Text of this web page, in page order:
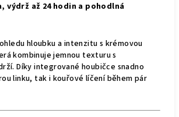
výdrž až 24 hodin a pohodlná
hloubku a intenzitu s krémovou
kombinuje jemnou texturu s
Díky integrované houbičce snadno
linku, tak i kouřové líčení během pár